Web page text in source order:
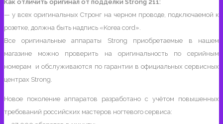
Как отличить оригинал от подделки Strong 211:
— у всех оригинальных Стронг на черном проводе, подключаемой к
розетке, должна быть надпись «Korea cord».
Все оригинальные аппараты Strong приобретаемые в нашем
магазине можно проверить на оригинальность по серийным
номерам и обслуживаются по гарантии в официальных сервисных
центрах Strong.
Новое поколение аппаратов разработано с учётом повышенных
требований российских мастеров ногтевого сервиса: